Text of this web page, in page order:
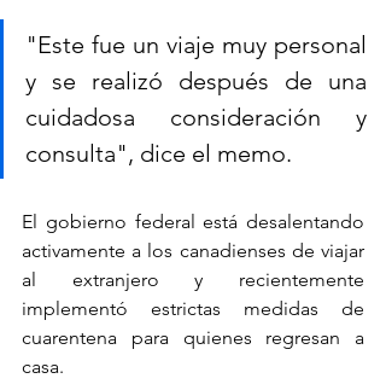
"Este fue un viaje muy personal
y se realizó después de una
cuidadosa consideración y
consulta", dice el memo.
El gobierno federal está desalentando
activamente a los canadienses de viajar
al extranjero y recientemente
implementó estrictas medidas de
cuarentena para quienes regresan a
casa.